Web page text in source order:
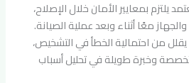
يلتزم بمعايير الأمان خلال الإصلاح،
معًا أثناء وبعد عملية الصيانة.
من احتمالية الخطأ في التشخيص،
وخبرة طويلة في تحليل أسباب